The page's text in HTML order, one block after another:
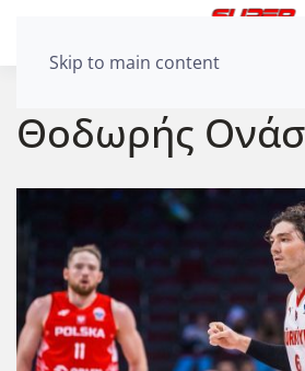
Skip to main content
Θοδωρής